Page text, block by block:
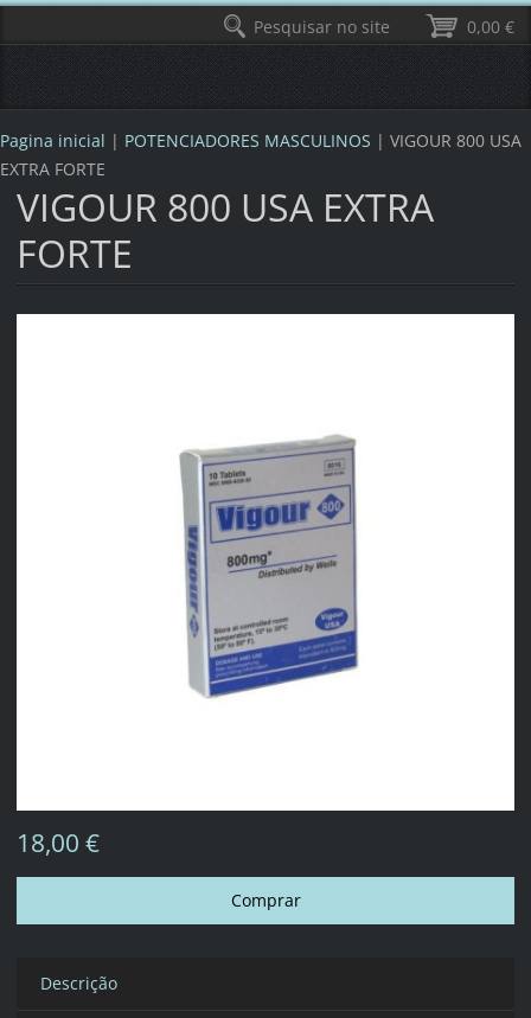
Pagina inicial | POTENCIADORES MASCULINOS | VIGOUR 800 USA
EXTRA FORTE
VIGOUR 800 USA EXTRA
FORTE
18,00 €
Descrição
0,00 €
Pesquisar no site